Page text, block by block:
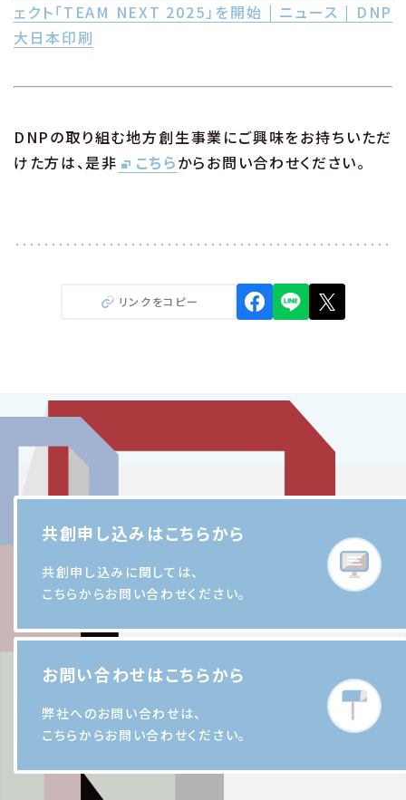
ェクト「TEAM NEXT 2025」を開始 | ニュース | DNP
大日本印刷
DNPの取り組む地方創生事業にご興味をお持ちいただ
けた方は、是非
こちらからお問い合わせください。
リンクをコピー
共創申し込みはこちらから
共創申し込みに関しては、
こちらからお問い合わせください。
お問い合わせはこちらから
弊社へのお問い合わせは、
こちらからお問い合わせください。